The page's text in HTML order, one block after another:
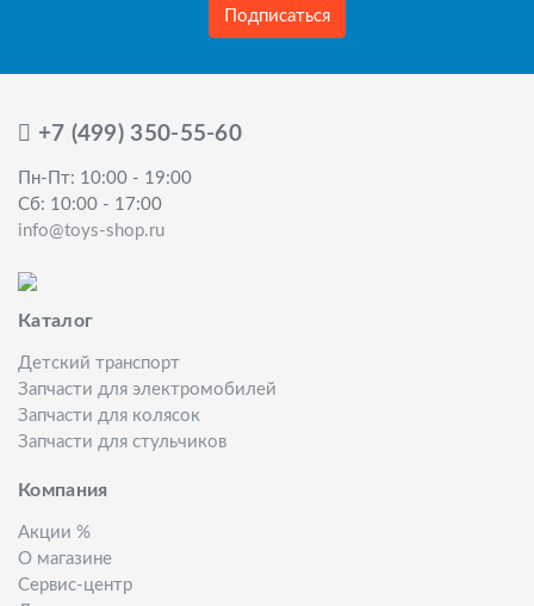
Подписаться
+7 (499) 350-55-60
Пн-Пт: 10:00 - 19:00
Сб: 10:00 - 17:00
info@toys-shop.ru
Каталог
Детский транспорт
Запчасти для электромобилей
Запчасти для колясок
Запчасти для стульчиков
Компания
Акции %
О магазине
Сервис-центр